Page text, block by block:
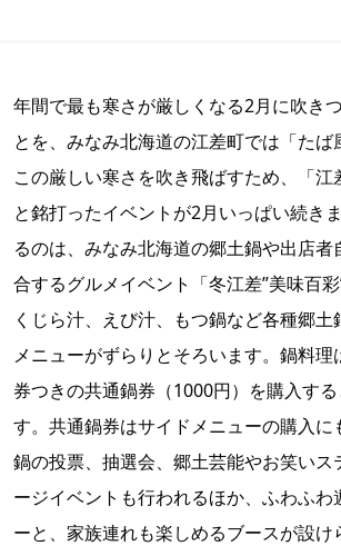
年間で最も寒さが厳しくなる2月に吹き
とを、みなみ北海道の江差町では「たば
この厳しい寒さを吹き飛ばすため、「江
と銘打ったイベントが2月いっぱい続き
るのは、みなみ北海道の郷土鍋や出店
合するグルメイベント「冬江差”美味百彩
くじら汁、えび汁、もつ鍋など各種郷土
メニューがずらりとそろいます。鍋料理
券つきの共通鍋券（1000円）を購入す
す。共通鍋券はサイドメニューの購入に
鍋の投票、抽選会、郷土芸能やお笑いス
ージイベントも行われるほか、ふわふわ
ーと、家族連れも楽しめるブースが設け